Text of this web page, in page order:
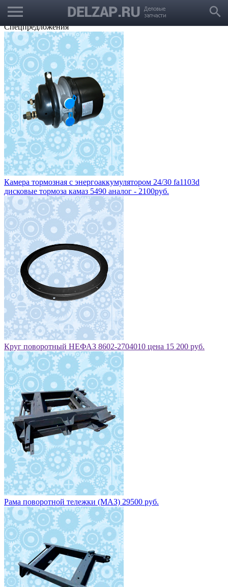
menu search
Выбрать город
Корзина
Заказать звонок
Спецпредложения
Камера тормозная с энергоаккумулятором 24/30 fa1103d
дисковые тормоза камаз 5490 аналог - 2100руб.
Круг поворотный НЕФАЗ 8602-2704010 цена 15 200 руб.
Рама поворотной тележки (МАЗ) 29500 руб.